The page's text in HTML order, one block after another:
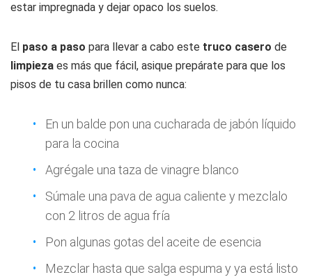
estar impregnada y dejar opaco los suelos.
El paso a paso para llevar a cabo este truco casero de
limpieza es más que fácil, asique prepárate para que los
pisos de tu casa brillen como nunca:
En un balde pon una cucharada de jabón líquido
para la cocina
Agrégale una taza de vinagre blanco
Súmale una pava de agua caliente y mezclalo
con 2 litros de agua fría
Pon algunas gotas del aceite de esencia
Mezclar hasta que salga espuma y ya está listo